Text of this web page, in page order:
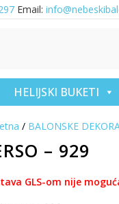
Email:
HELIJSKI BUKETI
/ BALONSKE
– 929
GLS-om nije